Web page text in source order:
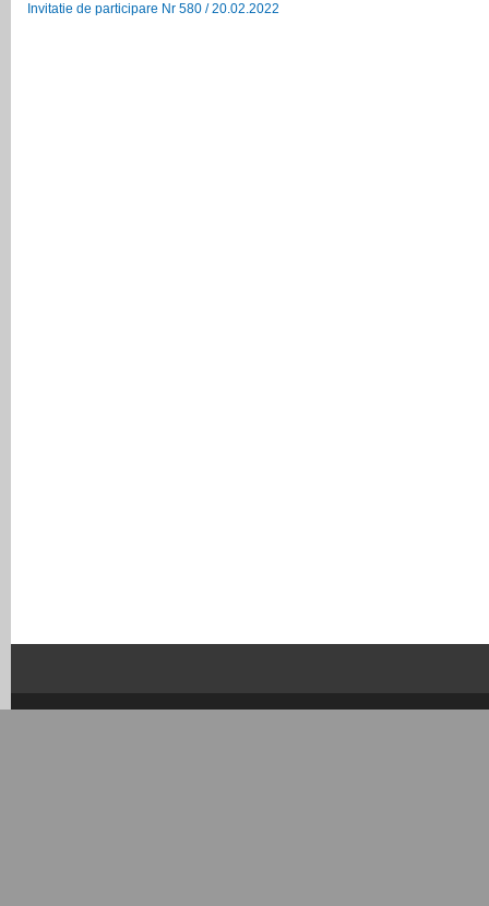
Invitatie de participare Nr 580 / 20.02.2022